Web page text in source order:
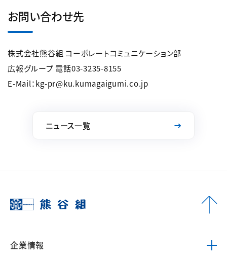
お問い合わせ先
株式会社熊谷組 コーポレートコミュニケーション部
広報グループ 電話03-3235-8155
E-Mail：kg-pr@ku.kumagaigumi.co.jp
ニュース一覧
企業情報